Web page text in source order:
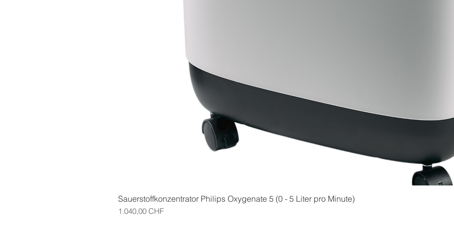
Schnellansicht
Sauerstoffkonzentrator Philips Oxygenate 5 (0 - 5 Liter pro Minute)
Preis
1.040,00 CHF